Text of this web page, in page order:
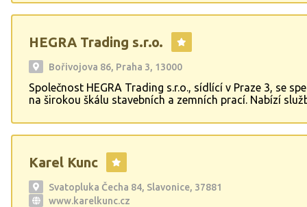
činností. Sádrokartony, fasády zateplení i opravy,
Strakonice, Klatovy, Plzeň.
HEGRA Trading s.r.o.
Bořivojova 86, Praha 3, 13000
Společnost HEGRA Trading s.r.o., sídlící v Praze 3, se
na širokou škálu stavebních a zemních prací. Nabízí
jakékoli terénní úpravy. Firma zajišťuje betonování,
profesionální malování, včetně výmalby interiérů.
stavby před nežádoucí vlhkostí. HEGRA Trading s.r.o.
služby také v oblasti stavby plotů a oplocení, a to
zahradních domků a stání pro auta, čímž přispívá k
estetice venkovních prostor.
Karel Kunc
Svatopluka Čecha 84, Slavonice, 37881
www.karelkunc.cz